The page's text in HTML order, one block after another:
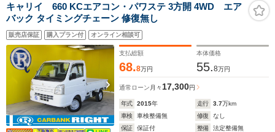
キャリイ 660 KCエアコン・パワステ 3方開 4WD エア
バック タイミングチェーン 修復無し
販売店保証 購入プラン付 オンライン相談可
支払総額
68.8万円
本体価格
55.8万円
通常ローン 月々 17,300円
年式 2015年 走行 3.7万km
車検
車検整備無 修復
なし
保証
保証付 整備
法定整備無